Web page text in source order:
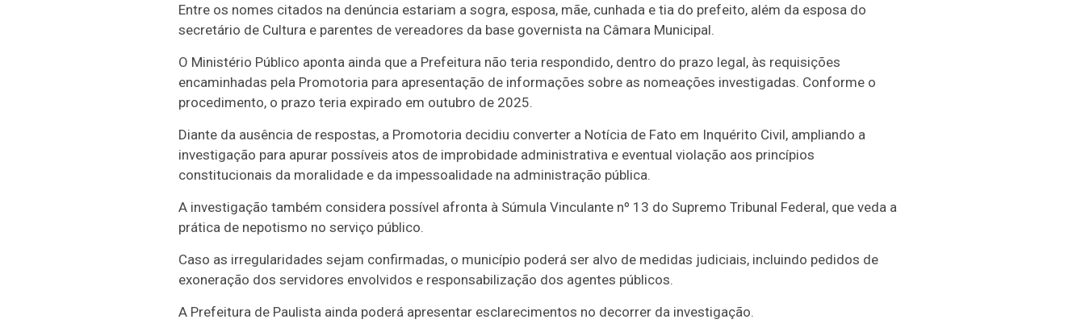
Entre os nomes citados na denúncia estariam a sogra, esposa, mãe, cunhada e tia do prefeito, além da esposa do
secretário de Cultura e parentes de vereadores da base governista na Câmara Municipal.
O Ministério Público aponta ainda que a Prefeitura não teria respondido, dentro do prazo legal, às requisições
encaminhadas pela Promotoria para apresentação de informações sobre as nomeações investigadas. Conforme o
procedimento, o prazo teria expirado em outubro de 2025.
Diante da ausência de respostas, a Promotoria decidiu converter a Notícia de Fato em Inquérito Civil, ampliando a
investigação para apurar possíveis atos de improbidade administrativa e eventual violação aos princípios
constitucionais da moralidade e da impessoalidade na administração pública.
A investigação também considera possível afronta à Súmula Vinculante nº 13 do Supremo Tribunal Federal, que veda a
prática de nepotismo no serviço público.
Caso as irregularidades sejam confirmadas, o município poderá ser alvo de medidas judiciais, incluindo pedidos de
exoneração dos servidores envolvidos e responsabilização dos agentes públicos.
A Prefeitura de Paulista ainda poderá apresentar esclarecimentos no decorrer da investigação.